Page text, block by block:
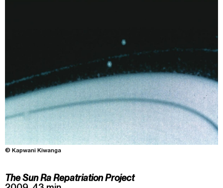
Trevor Yeung, "Jardin des neuf soleils"
Blackground : murmures des mornes
Alexandra Bircken, SomaSemaSoma
Summer Capc
15h00
16h00
Visite de "Blackground : murmures des mornes"
Mercredi 05 août
© Kapwani Kiwanga
The Sun Ra Repatriation Project